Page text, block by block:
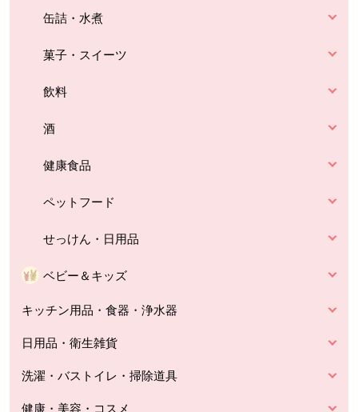
缶詰・水煮
菓子・スイーツ
飲料
酒
健康食品
ペットフード
せっけん・日用品
ベビー＆キッズ
キッチン用品・食器・浄水器
日用品・衛生雑貨
洗濯・バストイレ・掃除道具
健康・美容・コスメ